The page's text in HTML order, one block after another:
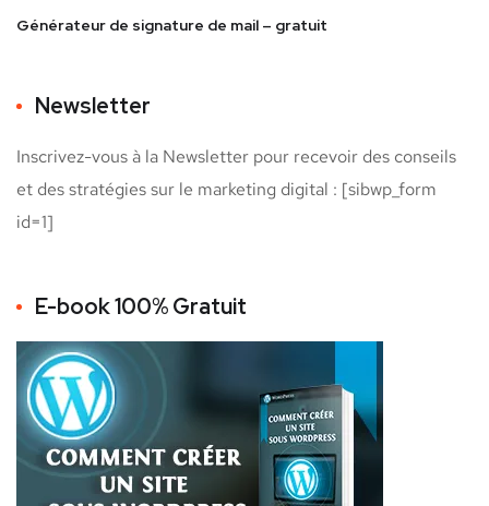
Générateur de signature de mail – gratuit
Newsletter
Inscrivez-vous à la Newsletter pour recevoir des conseils
et des stratégies sur le marketing digital : [sibwp_form
id=1]
E-book 100% Gratuit